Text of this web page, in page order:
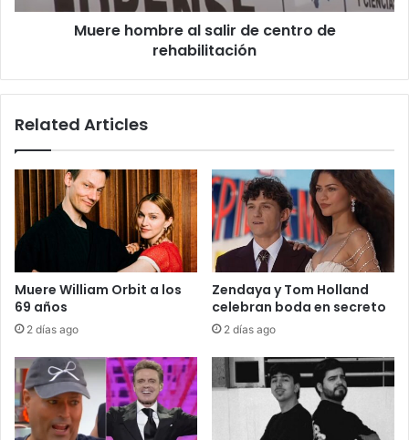
Muere hombre al salir de centro de
rehabilitación
Related Articles
Muere William Orbit a los
69 años
2 días ago
Zendaya y Tom Holland
celebran boda en secreto
2 días ago